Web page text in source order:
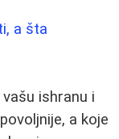
a šta
ishranu i
a koje